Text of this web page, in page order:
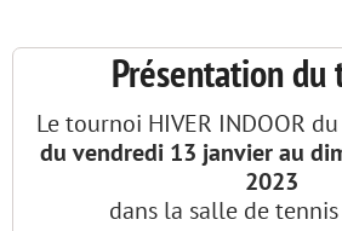
Présentation du
Le tournoi HIVER INDOOR
du vendredi 13 janvier au
2023
dans la salle de